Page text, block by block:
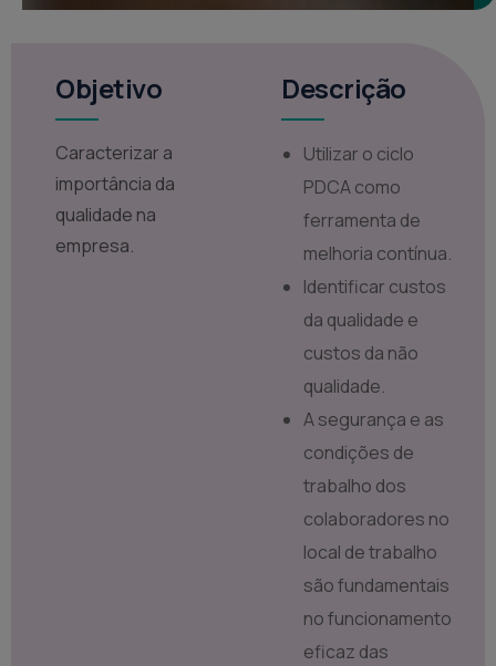
Objetivo
Caracterizar a
importância da
qualidade na
empresa.
Descrição
Utilizar o ciclo
PDCA como
ferramenta de
melhoria contínua.
Identificar custos
da qualidade e
custos da não
qualidade.
A segurança e as
condições de
trabalho dos
colaboradores no
local de trabalho
são fundamentais
no funcionamento
eficaz das